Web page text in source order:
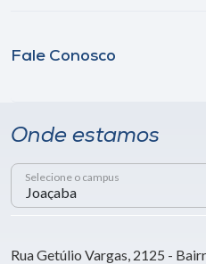
Fale Conosco
Onde estamos
Selecione o campus
Rua Getúlio Vargas, 2125 -